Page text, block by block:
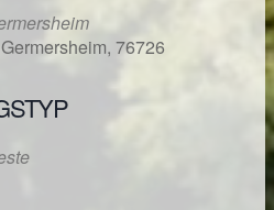
76726